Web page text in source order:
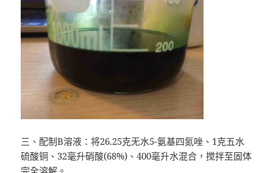
三、配制B溶液：将26.25克无水5-氨基四氮唑、1克五水
硫酸铜、32毫升硝酸(68%)、400毫升水混合，搅拌至固体